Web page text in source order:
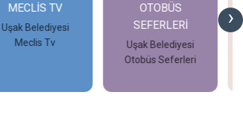
›
MECLİS TV
Uşak Belediyesi
Meclis Tv
OTOBÜS
SEFERLERİ
Uşak Belediyesi
Otobüs Seferleri